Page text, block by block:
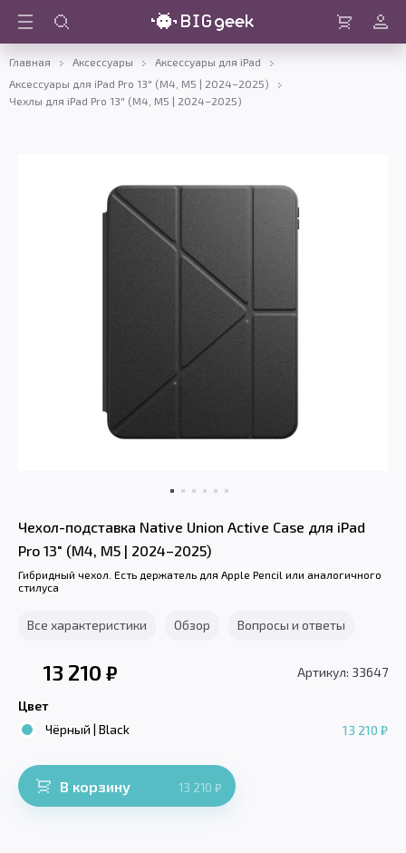
Войти
Главная Аксессуары
Аксессуары для iPad
Аксессуары для iPad Pro 13" (M4, M5 | 2024–2025)
Чехлы для iPad Pro 13" (M4, M5 | 2024–2025)
Чехол-подставка Native Union Active Case для iPad
Pro 13" (M4, M5 | 2024–2025)
Гибридный чехол. Есть держатель для Apple Pencil или аналогичного
стилуса
Все характеристики Обзор Вопросы и ответы
13 210 ₽ Артикул: 33647
Цвет
Чёрный | Black
13 210 ₽
В корзину 13 210 ₽